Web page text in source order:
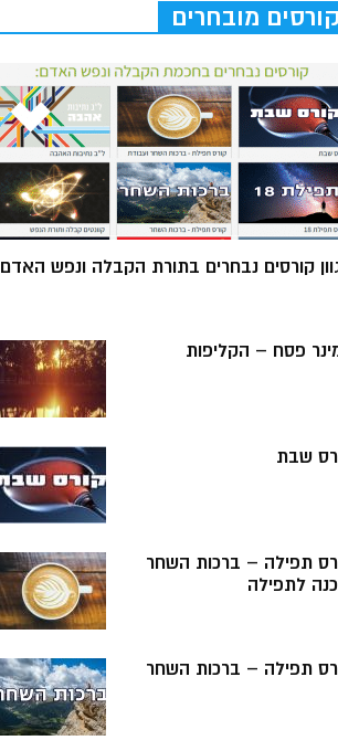
קורסים מובחרים
קורסים נבחרים בתורת הקבלה ונפש האדם
פסח – הקליפות
שבת
תפילה – ברכות השחר
לתפילה
תפילה – ברכות השחר